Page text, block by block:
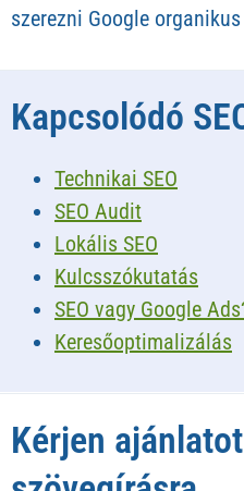
szerezni Google
Kapcsolódó
Technikai SEO
SEO Audit
Lokális SEO
Kulcsszókutatás
SEO vagy Google
Keresőoptimalizálás
Kérjen ajánlatot